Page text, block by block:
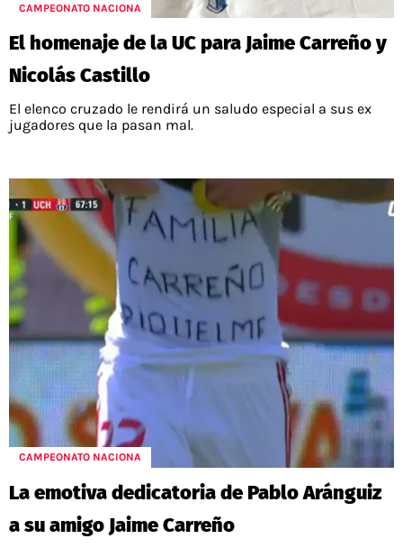
CAMPEONATO NACIONA
El homenaje de la UC para Jaime Carreño y
Nicolás Castillo
El elenco cruzado le rendirá un saludo especial a sus ex
jugadores que la pasan mal.
CAMPEONATO NACIONA
La emotiva dedicatoria de Pablo Aránguiz
a su amigo Jaime Carreño